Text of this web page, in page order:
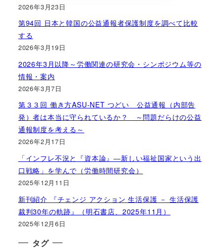
2026年3月23日
第94回 日本と韓国の公益通報者保護制度を調べて比較
する
2026年3月19日
2026年3月以降～労働関連の研究会・シンポジウム等の
情報・案内
2026年3月7日
第３３回 働き方ASU-NET つどい 公益通報（内部告
発）者は本当に守られているか？ ～問題だらけの公益
通報制度を考える～
2026年2月17日
「インフレ不況と『資本論』―新しい福祉国家という出
口戦略」を学んで（労働時間研究会）
2025年12月11日
新刊紹介 『チェンジ アクション 生活保護 － 生活保護
裁判30年の軌跡』（明石書店、2025年11月）
2025年12月6日
タグ